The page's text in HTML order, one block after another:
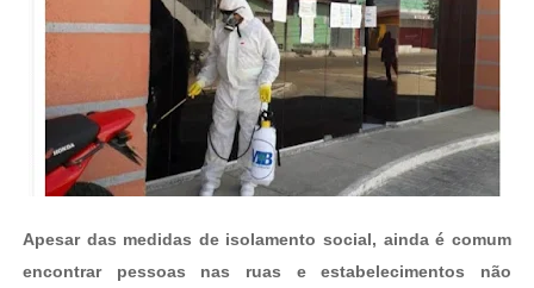
Apesar das medidas de isolamento social, ainda é comum
encontrar pessoas nas ruas e estabelecimentos não